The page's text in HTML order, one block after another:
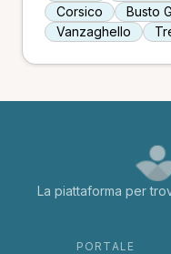
Corsico
Busto
Vanzaghello
La piattaforma per
PORTALE